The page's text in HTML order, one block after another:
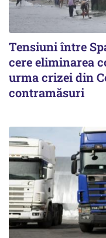
Tensiuni între
cere eliminarea
urma crizei din
contramăsuri